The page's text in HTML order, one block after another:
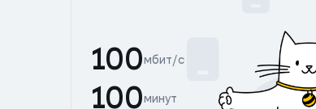
100мбит/с
100минут